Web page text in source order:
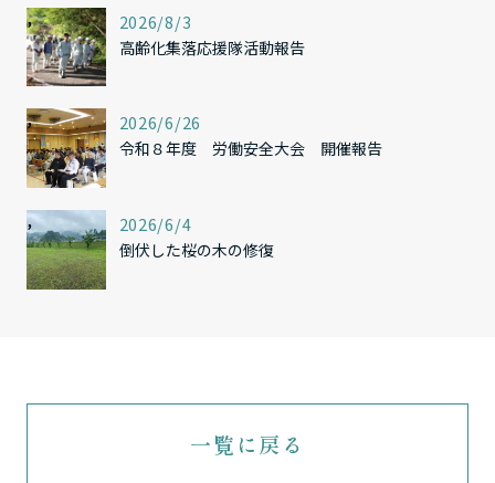
, 2026/8/3
高齢化集落応援隊活動報告
, 2026/6/26
令和８年度 労働安全大会 開催報告
, 2026/6/4
倒伏した桜の木の修復
一覧に戻る